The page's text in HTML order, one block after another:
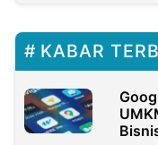
KABAR